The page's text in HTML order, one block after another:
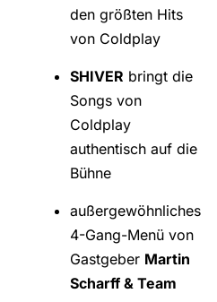
den größten Hits
von Coldplay
SHIVER bringt die
Songs von
Coldplay
authentisch auf die
Bühne
außergewöhnliches
4-Gang-Menü von
Gastgeber Martin
Scharff & Team